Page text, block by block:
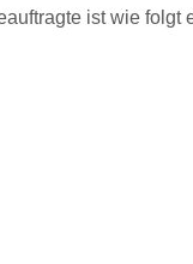
ist wie folgt